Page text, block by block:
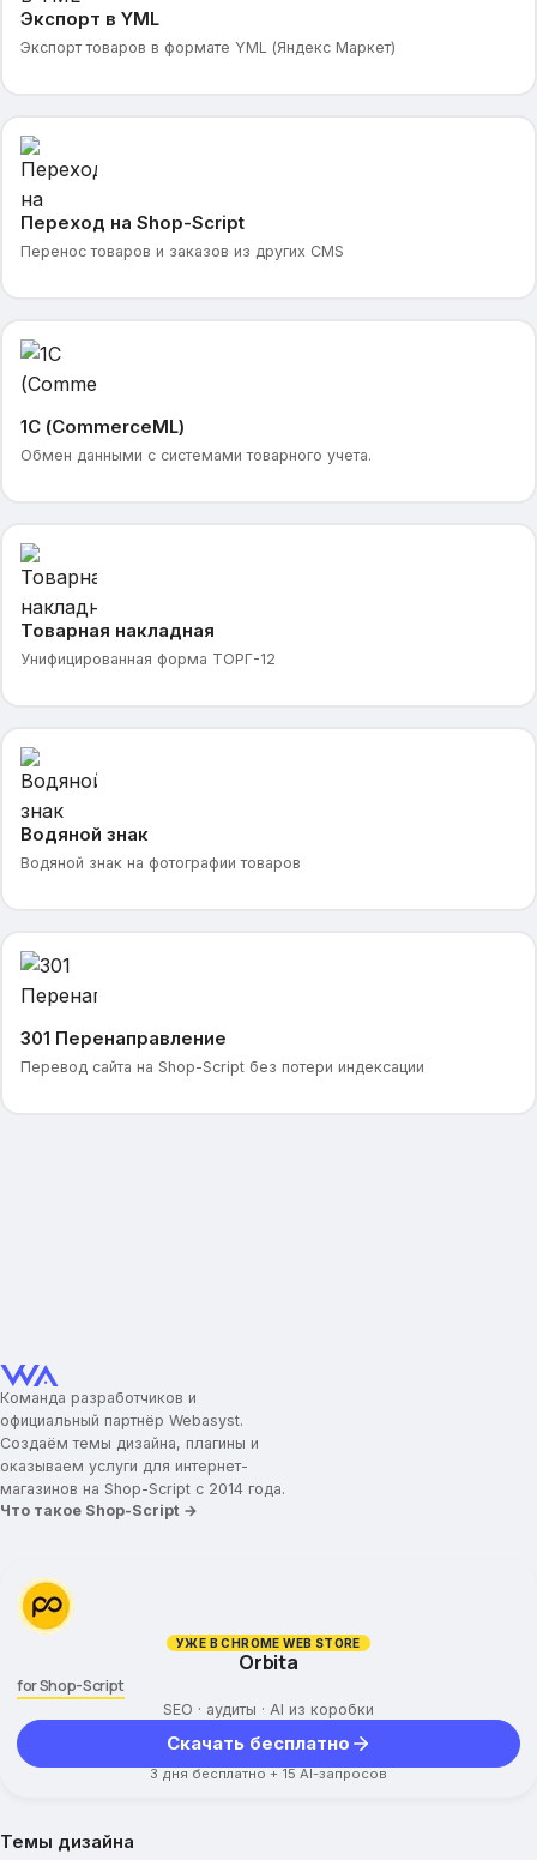
Экспорт в YML
Экспорт товаров в формате YML (Яндекс Маркет)
Переход на Shop-Script
Перенос товаров и заказов из других CMS
1С (CommerceML)
Обмен данными с системами товарного учета.
Товарная накладная
Унифицированная форма ТОРГ-12
Водяной знак
Водяной знак на фотографии товаров
301 Перенаправление
Перевод сайта на Shop-Script без потери индексации
Команда разработчиков и
официальный партнёр Webasyst.
Создаём темы дизайна, плагины и
оказываем услуги для интернет-
магазинов на Shop-Script с 2014 года.
Что такое Shop-Script →
УЖЕ В CHROME WEB STORE
Orbita
for Shop-Script
SEO · аудиты · AI из коробки
Скачать бесплатно
3 дня бесплатно + 15 AI-запросов
Темы дизайна